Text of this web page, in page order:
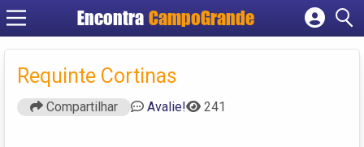
Encontra CampoGrande
Cadastrar empresa
Criar conta
Requinte Cortinas
Compartilhar Avalie! 241